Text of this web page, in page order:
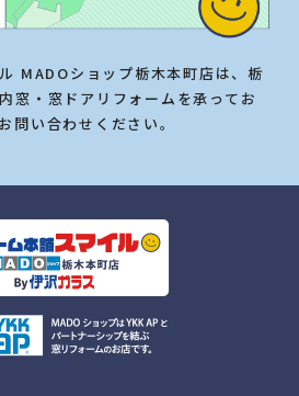
MADOショップ栃木本町店は、栃
窓・窓ドアリフォームを承ってお
問い合わせください。